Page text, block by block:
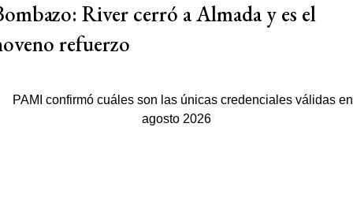
River cerró a Almada y es el
refuerzo